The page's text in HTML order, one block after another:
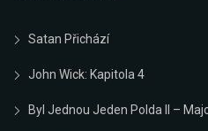
Satan Přichází
John Wick: Kapitola 4
Byl Jednou Jeden Polda II –